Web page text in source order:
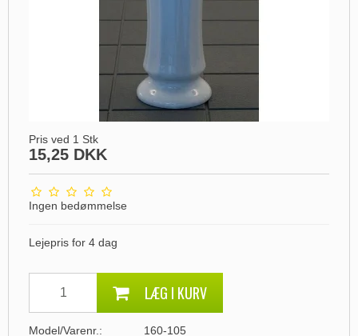
Pris ved 1 Stk
15,25 DKK
Ingen bedømmelse
Lejepris for 4 dag
LÆG I KURV
Model/Varenr.: 160-105